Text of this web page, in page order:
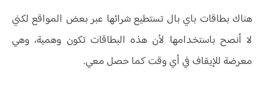
هناك بطاقات باي بال تستطيع شرائها عبر بعض المواقع لكني
لا أنصح باستخدامها لأن هذه البطاقات تكون وهمية، وهي
معرضة للإيقاف في أي وقت كما حصل معي.